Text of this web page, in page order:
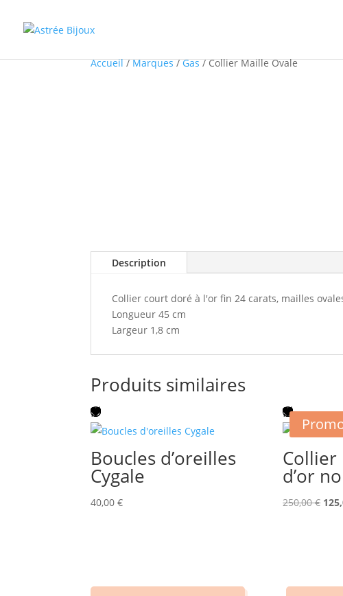
Accueil/Marques/Gas/ Collier Maille Ovale
Description
Collier court doré à l'or fin 24 carats, mailles
Longueur 45 cm
Largeur 1,8 cm
Produits similaires
Boucles d’oreilles
Cygale
40,00 €
Collier
d’or
250,00€ Le